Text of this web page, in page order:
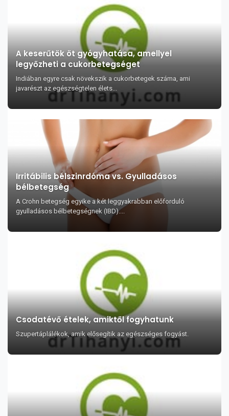
A keserűtök öt gyógyhatása, amellyel
legyőzheti a cukorbetegséget
Indiában egyre csak növekszik a cukorbetegek száma, ami
javarészt az egészségtelen élets...
Irritábilis bélszinrdóma vs. Gyulladásos
bélbetegség
A Crohn betegség egyike a két leggyakrabban előforduló
gyulladásos bélbetegségnek (IBD)....
Csodatévő ételek, amiktől fogyhatunk
Szupertáplálékok, amik elősegítik az egészséges fogyást.